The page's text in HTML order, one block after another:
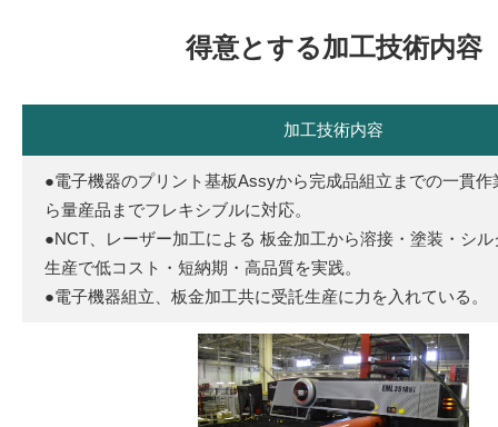
得意とする加工技術内容
加工技術内容
●電子機器のプリント基板Assyから完成品組立までの一貫作
ら量産品までフレキシブルに対応。
●NCT、レーザー加工による 板金加工から溶接・塗装・シ
生産で低コスト・短納期・高品質を実践。
●電子機器組立、板金加工共に受託生産に力を入れている。